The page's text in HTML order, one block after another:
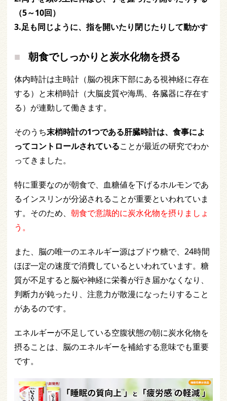
（5～10回）
3.足も同じように、指を開いたり閉じたりして動かす
朝食でしっかりと炭水化物を摂る
体内時計は主時計（脳の視床下部にある視神経に存在
する）と末梢時計（大脳皮質や海馬、各臓器に存在す
る）が連動して働きます。
そのうち末梢時計の1つである肝臓時計は、食事によ
ってコントロールされていることが最近の研究でわか
ってきました。
特に重要なのが朝食で、血糖値を下げるホルモンであ
るインスリンが分泌されることが重要といわれていま
す。そのため、 朝食で意識的に炭水化物を摂りましょ
う。
また、脳の唯一のエネルギー源はブドウ糖で、24時間
ほぼ一定の速度で消費しているといわれています。糖
質が不足すると脳や神経に栄養が行き届かなくなり、
判断力が鈍ったり、注意力が散漫になったりすること
があるのです。
エネルギーが不足している空腹状態の朝に炭水化物を
摂ることは、脳のエネルギーを補給する意味でも重要
です。